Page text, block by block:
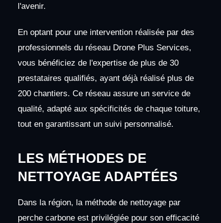
l'avenir.
En optant pour une intervention réalisée par des
professionnels du réseau Drone Plus Services,
vous bénéficiez de l'expertise de plus de 30
prestataires qualifiés, ayant déjà réalisé plus de
200 chantiers. Ce réseau assure un service de
qualité, adapté aux spécificités de chaque toiture,
tout en garantissant un suivi personnalisé.
LES MÉTHODES DE
NETTOYAGE ADAPTÉES
Dans la région, la méthode de nettoyage par
perche carbone est privilégiée pour son efficacité